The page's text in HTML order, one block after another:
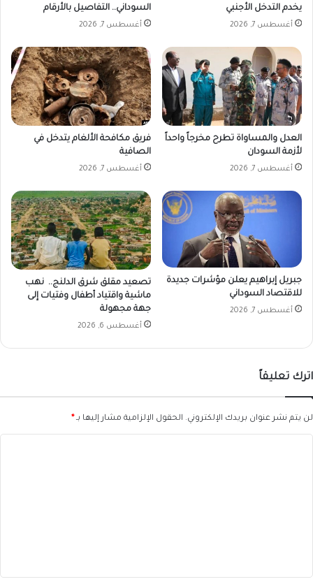
يخدم التدخل الأجنبي
أغسطس 7, 2026
السوداني.. التفاصيل بالأرقام
أغسطس 7, 2026
العدل والمساواة تطرح مخرجاً واحداً
لأزمة السودان
أغسطس 7, 2026
فريق مكافحة الألغام يتدخل في
الصافية
أغسطس 7, 2026
جبريل إبراهيم يعلن مؤشرات جديدة
للاقتصاد السوداني
أغسطس 7, 2026
تصعيد مقلق شرق الدلنج.. نهب
ماشية واقتياد أطفال وفتيات إلى
جهة مجهولة
أغسطس 6, 2026
اترك تعليقاً
لن يتم نشر عنوان بريدك الإلكتروني. الحقول الإلزامية مشار إليها بـ*